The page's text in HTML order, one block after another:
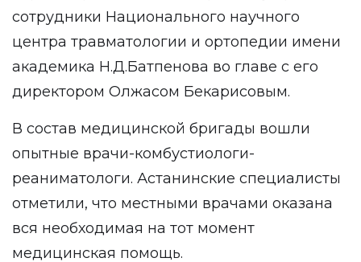
сотрудники Национального научного
центра травматологии и ортопедии имени
академика Н.Д.Батпенова во главе с его
директором Олжасом Бекарисовым.
В состав медицинской бригады вошли
опытные врачи-комбустиологи-
реаниматологи. Астанинские специалисты
отметили, что местными врачами оказана
вся необходимая на тот момент
медицинская помощь.